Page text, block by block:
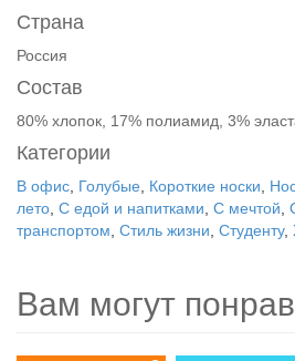
Страна
Россия
Состав
80% хлопок, 17% полиамид, 3%
Категории
В офис Голубые Короткие носки
лето С едой и напитками С мечтой
транспортом Стиль жизни Студенту,
Вам могут